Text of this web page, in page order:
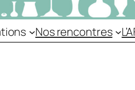
Nos rencontres